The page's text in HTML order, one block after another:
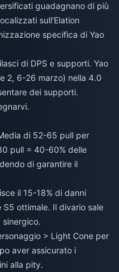
guadagnano di più
sull'Elation
specifica di Yao
di DPS e supporti. Yao
2, 6-26 marzo) nella 4.0
dei supporti.
di 52-65 pull per
pull = 40-60% delle
di garantire il
il 15-18% di danni
ottimale. Il divario sale
sinergico.
> Light Cone per
aver assicurato i
alla pity.